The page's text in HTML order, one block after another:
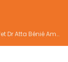
Indépendance 2026 À Yakassé-Mé: Le sous-préfet Dr Atta Bénié Amédé appelle à l’unité, à la sécurité et au développement